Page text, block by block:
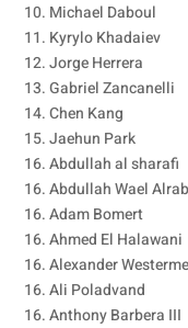
10. Michael Daboul
11. Kyrylo Khadaiev
12. Jorge Herrera
13. Gabriel Zancanelli
14. Chen Kang
15. Jaehun Park
16. Abdullah al sharafi
16. Abdullah Wael
16. Adam Bomert
16. Ahmed El Halawani
16. Alexander
16. Ali Poladvand
16. Anthony Barbera III